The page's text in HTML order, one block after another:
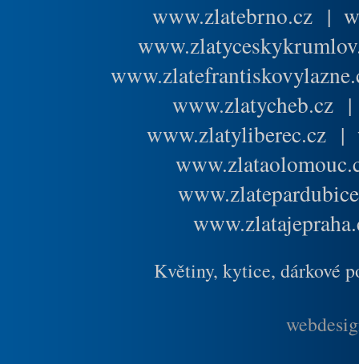
www.zlatebrno.cz |
www.zlatycheb.cz
www.zlatyliberec.cz |
Květiny, kytice, dárkové